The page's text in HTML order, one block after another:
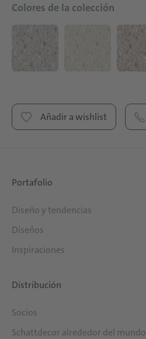
Colores de la colección
Añadir a wishlist
Portafolio
Diseño y tendencias
Diseños
Inspiraciones
Distribución
Socios
Schattdecor alrededor del mundo